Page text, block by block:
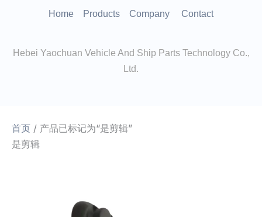
Home Products Company Contact
Hebei Yaochuan Vehicle And Ship Parts Technology Co.,
Ltd.
首页 / 产品已标记为“是剪辑”
是剪辑